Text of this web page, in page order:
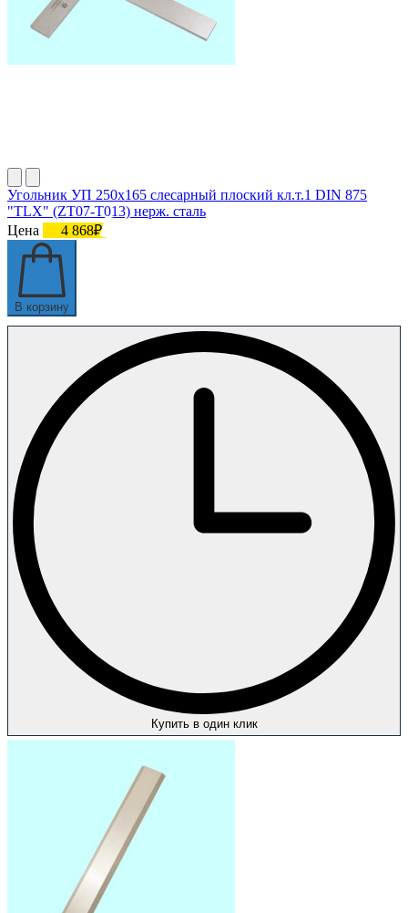
Угольник УП 250х165 слесарный плоский кл.т.1 DIN 875
"TLX" (ZT07-T013) нерж. сталь
Цена
4 868₽
В корзину
Купить в один клик